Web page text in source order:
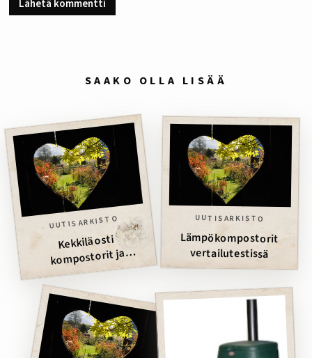
SAAKO OLLA LISÄÄ
UUTISARKISTO
Kekkilä osti
kompostorit ja
kuivakäymälät Lassila &
Tikanojalta
UUTISARKISTO
Lämpökompostorit
vertailutestissä